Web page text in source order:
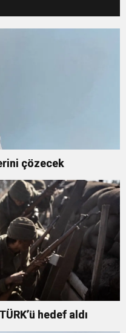
çözecek
hedef aldı